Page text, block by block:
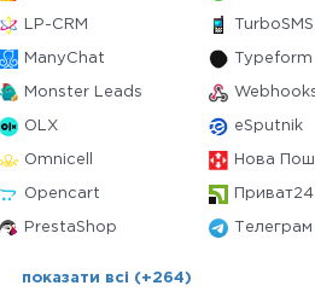
LP-CRM TurboSMS
ManyChat Typeform
Monster Leads
OLX eSputnik
Omnicell Нова
Opencart Приват24
PrestaShop Телеграм
показати всі (+264)